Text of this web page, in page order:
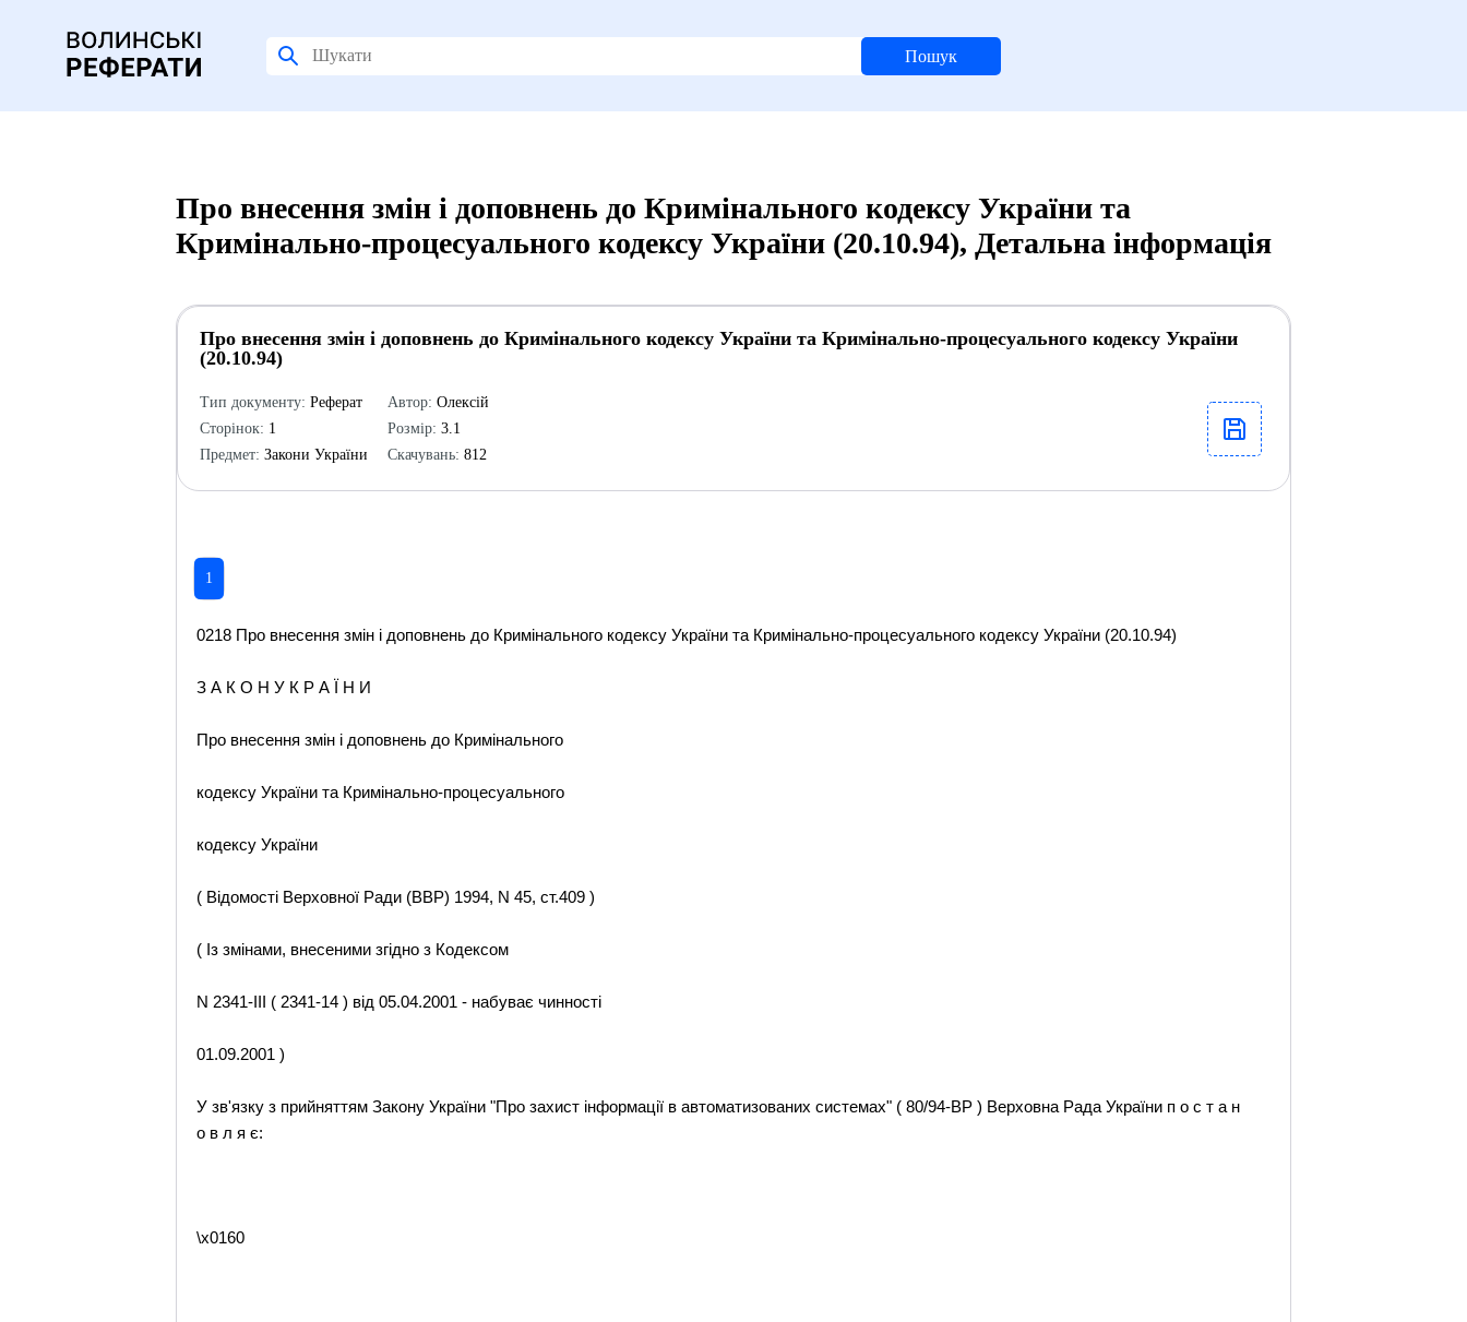
Пошук
Про внесення змін і доповнень до Кримінального кодексу України та
Кримінально-процесуального кодексу України (20.10.94), Детальна інформація
Про внесення змін і доповнень до Кримінального кодексу України та Кримінально-процесуального кодексу України
(20.10.94)
Тип документу: Реферат
Сторінок: 1
Предмет: Закони України
Автор: Олексій
Розмір: 3.1
Скачувань: 812
1
0218 Про внесення змін і доповнень до Кримінального кодексу України та Кримінально-процесуального кодексу України (20.10.94)
З А К О Н У К Р А Ї Н И
Про внесення змін і доповнень до Кримінального
кодексу України та Кримінально-процесуального
кодексу України
( Відомості Верховної Ради (ВВР) 1994, N 45, ст.409 )
( Із змінами, внесеними згідно з Кодексом
N 2341-III ( 2341-14 ) від 05.04.2001 - набуває чинності
01.09.2001 )
У зв'язку з прийняттям Закону України "Про захист інформації в автоматизованих системах" ( 80/94-ВР ) Верховна Рада України п о с т а н
о в л я є:
\x0160